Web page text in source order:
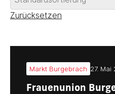
Zurücksetzen
Markt Burgebrach 27. Mai
Frauenunion